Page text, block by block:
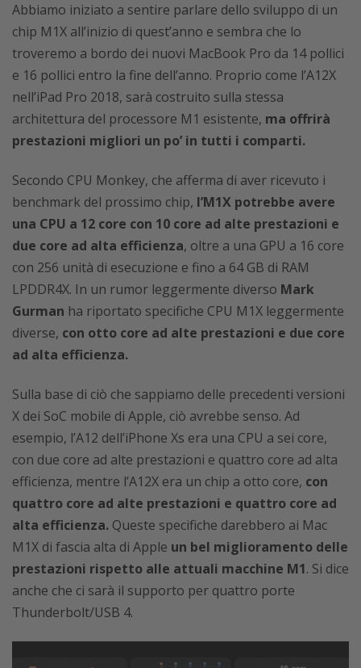
Abbiamo iniziato a sentire parlare dello sviluppo di un
chip M1X all’inizio di quest’anno e sembra che lo
troveremo a bordo dei nuovi MacBook Pro da 14 pollici
e 16 pollici entro la fine dell’anno. Proprio come l’A12X
nell’iPad Pro 2018, sarà costruito sulla stessa
architettura del processore M1 esistente, ma offrirà
prestazioni migliori un po’ in tutti i comparti.
Secondo CPU Monkey, che afferma di aver ricevuto i
benchmark del prossimo chip, l’M1X potrebbe avere
una CPU a 12 core con 10 core ad alte prestazioni e
due core ad alta efficienza, oltre a una GPU a 16 core
con 256 unità di esecuzione e fino a 64 GB di RAM
LPDDR4X. In un rumor leggermente diverso Mark
Gurman ha riportato specifiche CPU M1X leggermente
diverse, con otto core ad alte prestazioni e due core
ad alta efficienza.
Sulla base di ciò che sappiamo delle precedenti versioni
X dei SoC mobile di Apple, ciò avrebbe senso. Ad
esempio, l’A12 dell’iPhone Xs era una CPU a sei core,
con due core ad alte prestazioni e quattro core ad alta
efficienza, mentre l’A12X era un chip a otto core, con
quattro core ad alte prestazioni e quattro core ad
alta efficienza. Queste specifiche darebbero ai Mac
M1X di fascia alta di Apple un bel miglioramento delle
prestazioni rispetto alle attuali macchine M1. Si dice
anche che ci sarà il supporto per quattro porte
Thunderbolt/USB 4.